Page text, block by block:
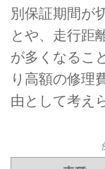
別保証期間が
とや、走行距
が多くなるこ
り高額の修理
由として考え